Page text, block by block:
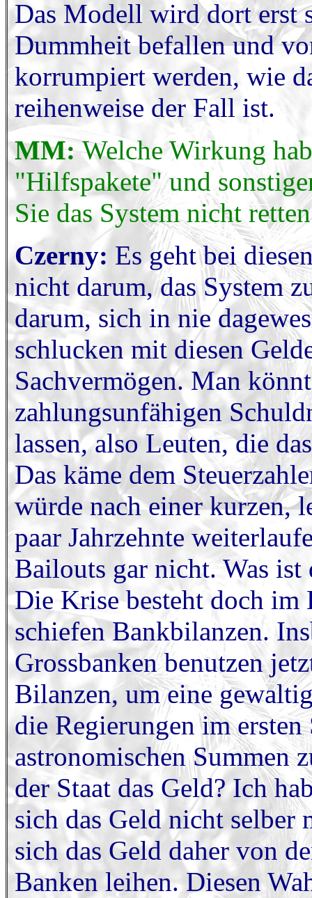
Das Modell wird dort erst
Dummheit befallen und
korrumpiert werden, wie
reihenweise der Fall ist.
MM:Welche Wirkung
"Hilfspakete" und
Sie das System nicht
Czerny: Es geht bei
nicht darum, das System
darum, sich in nie
schlucken mit diesen
Sachvermögen. Man
zahlungsunfähigen
lassen, also Leuten, die
Das käme dem
würde nach einer kurzen,
paar Jahrzehnte
Bailouts gar nicht. Was
Die Krise besteht doch im
schiefen Bankbilanzen.
Grossbanken benutzen
Bilanzen, um eine
die Regierungen im
astronomischen Summen
der Staat das Geld? Ich
sich das Geld nicht selber
sich das Geld daher von
Banken leihen. Diesen